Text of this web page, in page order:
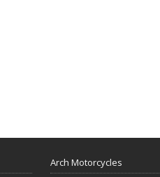
Arch Motorcycles